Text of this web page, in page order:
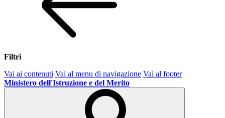
Filtri
Vai ai contenuti Vai al menu di navigazione Vai al footer
Ministero dell'Istruzione e del Merito